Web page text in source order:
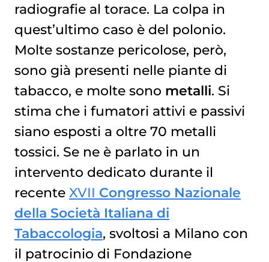
radiografie al torace. La colpa in
quest’ultimo caso è del polonio.
Molte sostanze pericolose, però,
sono già presenti nelle piante di
tabacco, e molte sono metalli. Si
stima che i fumatori attivi e passivi
siano esposti a oltre 70 metalli
tossici. Se ne è parlato in un
intervento dedicato durante il
recente XVII Congresso Nazionale
della Società Italiana di
Tabaccologia, svoltosi a Milano con
il patrocinio di Fondazione